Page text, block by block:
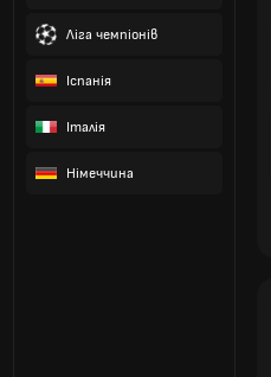
Ліга чемпіонів
Іспанія
Італія
Німеччина